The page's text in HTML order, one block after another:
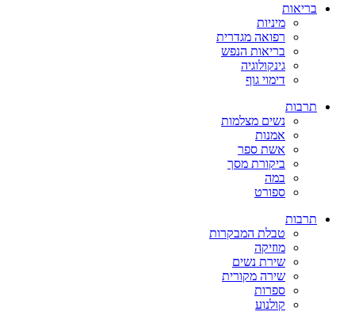
בריאות
מיניות
רפואה מגדרית
בריאות הנפש
גינקולוגיה
דימוי גוף
תרבות
נשים מצלמות
אמנות
אשת ספר
ביקורת מסך
במה
ספורט
תרבות
טבלת המבקרות
מוזיקה
שירת נשים
שירה מקורית
ספרות
קולנוע